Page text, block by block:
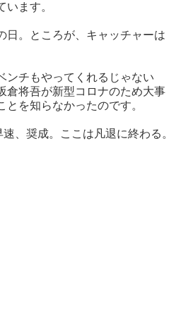
ます。
日。ところが、キャッチャーは
ンチもやってくれるじゃない
倉将吾が新型コロナのため大事
を知らなかったのです。
、奨成。ここは凡退に終わる。